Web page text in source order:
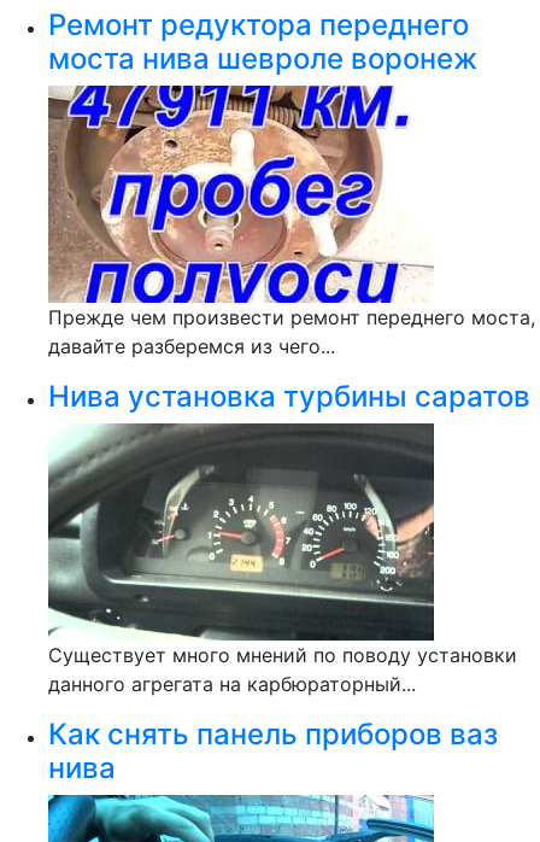
Ремонт редуктора переднего
моста нива шевроле воронеж
Прежде чем произвести ремонт переднего моста,
давайте разберемся из чего...
Нива установка турбины саратов
Существует много мнений по поводу установки
данного агрегата на карбюраторный...
Как снять панель приборов ваз
нива